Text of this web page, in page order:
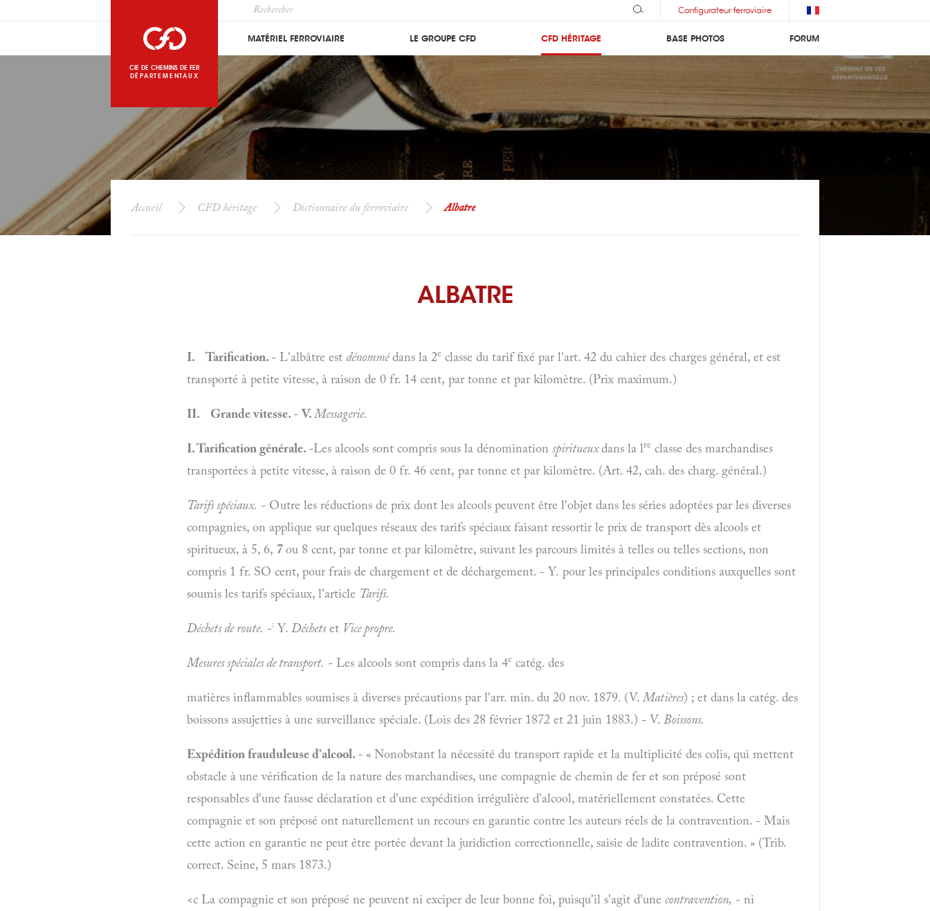
CIE DE CHEMINS DE FER
DÉPARTEMENTAUX
Configurateur ferroviaire
MATÉRIEL FERROVIAIRE LE GROUPE CFD CFD HÉRITAGE BASE PHOTOS FORUM
Accueil CFD héritage Dictionnaire du ferroviaire Albatre
ALBATRE
I. Tarification. - L'albâtre est dénommédans la 2e classe du tarif fixé par l'art. 42 du cahier des charges général, et est
transporté à petite vitesse, à raison de 0 fr. 14 cent, par tonne et par kilomètre. (Prix maximum.)
II. Grande vitesse. - V.Messagerie.
I. Tarification générale. -Les alcools sont compris sous la dénomination spiritueuxdans la lre classe des marchandises
transportées à petite vitesse, à raison de 0 fr. 46 cent, par tonne et par kilomètre. (Art. 42, cah. des charg. général.)
Tarifs spéciaux. - Outre les réductions de prix dont les alcools peuvent être l'objet dans les séries adoptées par les diverses
compagnies, on applique sur quelques réseaux des tarifs spéciaux faisant ressortir le prix de transport dès alcools et
spiritueux, à 5, 6, 7ou 8 cent, par tonne et par kilomètre, suivant les parcours limités à telles ou telles sections, non
compris 1 fr. SO cent, pour frais de chargement et de déchargement. - Y. pour les principales conditions auxquelles sont
soumis les tarifs spéciaux, l'article Tarifs.
Déchets de route. -: Y. Déchetset Vice propre.
Mesures spéciales de transport. - Les alcools sont compris dans la 4e catég. des
matières inflammables soumises à diverses précautions par l'arr. min. du 20 nov. 1879. (V. Matières) ; et dans la catég. des
boissons assujetties à une surveillance spéciale. (Lois des 28 février 1872 et 21 juin 1883.) - V. Boissons.
Expédition frauduleuse d'alcool. - « Nonobstant la nécessité du transport rapide et la multiplicité des colis, qui mettent
obstacle à une vérification de la nature des marchandises, une compagnie de chemin de fer et son préposé sont
responsables d'une fausse déclaration et d'une expédition irrégulière d'alcool, matériellement constatées. Cette
compagnie et son préposé ont naturellement un recours en garantie contre les auteurs réels de la contravention. - Mais
cette action en garantie ne peut être portée devant la juridiction correctionnelle, saisie de ladite contravention. » (Trib.
correct. Seine, 5 mars 1873.)
<c La compagnie et son préposé ne peuvent ni exciper de leur bonne foi, puisqu'il s'agit d'une contravention, - ni